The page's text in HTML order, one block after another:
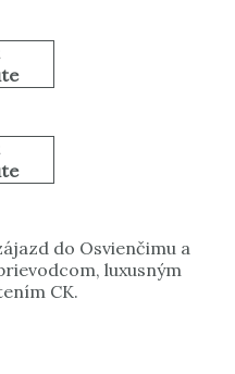
do Osvienčimu a
luxusným
CK.